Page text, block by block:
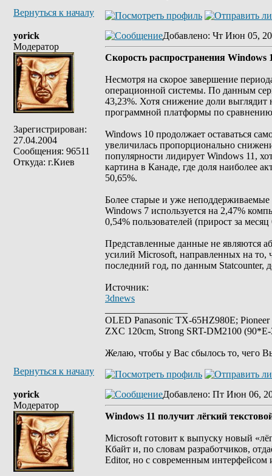
Вернуться к началу
yorick
Модератор
Зарегистрирован:
27.04.2004
Сообщения: 96511
Откуда: г.Киев
Добавлено: Чт Июн 05,
Скорость распространения Windows
Несмотря на скорое завершение
операционной системы. По данным
43,23%. Хотя снижение доли выглядит
программной платформы по
Windows 10 продолжает оставаться
увеличилась пропорционально
популярности лидирует Windows 11,
картина в Канаде, где доля наиболее
50,65%.
Более старые и уже
Windows 7 используется на 2,47%
0,54% пользователей (прирост за
Представленные данные не являются
усилий Microsoft, направленных на то,
последний год, по данным Statcounter,
Источник:
3dnews
OLED Panasonic TX-65HZ980E;
ZXC 120cm, Strong SRT-DM2100
Желаю, чтобы у Вас сбылось то, чего
Вернуться к началу
yorick
Модератор
Добавлено: Пт Июн 06,
Windows 11 получит лёгкий
Microsoft готовит к выпуску новый
Кбайт и, по словам разработчиков,
Editor, но с современным интерфейсом